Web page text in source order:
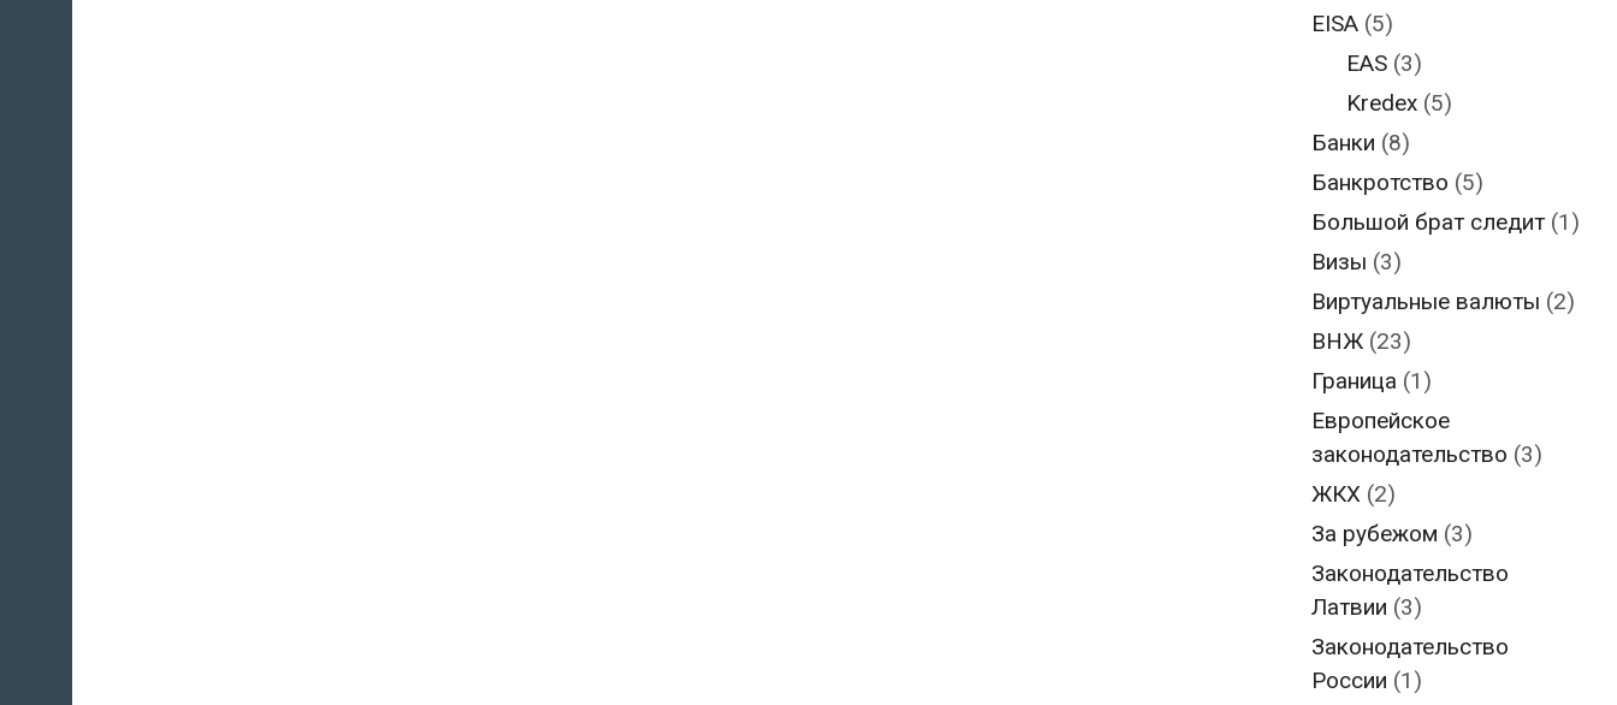
EISA (5)
EAS(3)
Kredex(5)
Банки (8)
Банкротство (5)
Большой брат следит (1)
Визы (3)
Виртуальные валюты (2)
ВНЖ (23)
Граница (1)
Европейское
законодательство (3)
ЖКХ (2)
За рубежом (3)
Законодательство
Латвии (3)
Законодательство
России (1)